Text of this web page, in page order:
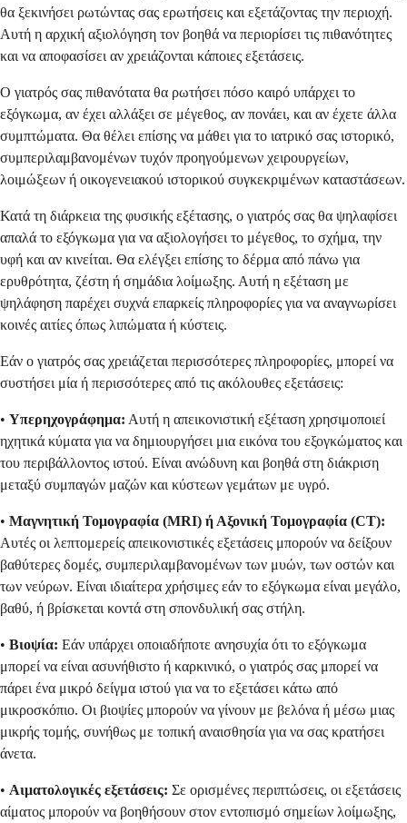
θα ξεκινήσει ρωτώντας σας ερωτήσεις και εξετάζοντας την περιοχή.
Αυτή η αρχική αξιολόγηση τον βοηθά να περιορίσει τις πιθανότητες
και να αποφασίσει αν χρειάζονται κάποιες εξετάσεις.
Ο γιατρός σας πιθανότατα θα ρωτήσει πόσο καιρό υπάρχει το
εξόγκωμα, αν έχει αλλάξει σε μέγεθος, αν πονάει, και αν έχετε άλλα
συμπτώματα. Θα θέλει επίσης να μάθει για το ιατρικό σας ιστορικό,
συμπεριλαμβανομένων τυχόν προηγούμενων χειρουργείων,
λοιμώξεων ή οικογενειακού ιστορικού συγκεκριμένων καταστάσεων.
Κατά τη διάρκεια της φυσικής εξέτασης, ο γιατρός σας θα ψηλαφίσει
απαλά το εξόγκωμα για να αξιολογήσει το μέγεθος, το σχήμα, την
υφή και αν κινείται. Θα ελέγξει επίσης το δέρμα από πάνω για
ερυθρότητα, ζέστη ή σημάδια λοίμωξης. Αυτή η εξέταση με
ψηλάφηση παρέχει συχνά επαρκείς πληροφορίες για να αναγνωρίσει
κοινές αιτίες όπως λιπώματα ή κύστεις.
Εάν ο γιατρός σας χρειάζεται περισσότερες πληροφορίες, μπορεί να
συστήσει μία ή περισσότερες από τις ακόλουθες εξετάσεις:
• Υπερηχογράφημα: Αυτή η απεικονιστική εξέταση χρησιμοποιεί
ηχητικά κύματα για να δημιουργήσει μια εικόνα του εξογκώματος και
του περιβάλλοντος ιστού. Είναι ανώδυνη και βοηθά στη διάκριση
μεταξύ συμπαγών μαζών και κύστεων γεμάτων με υγρό.
• Μαγνητική Τομογραφία (MRI) ή Αξονική Τομογραφία (CT):
Αυτές οι λεπτομερείς απεικονιστικές εξετάσεις μπορούν να δείξουν
βαθύτερες δομές, συμπεριλαμβανομένων των μυών, των οστών και
των νεύρων. Είναι ιδιαίτερα χρήσιμες εάν το εξόγκωμα είναι μεγάλο,
βαθύ, ή βρίσκεται κοντά στη σπονδυλική σας στήλη.
• Βιοψία: Εάν υπάρχει οποιαδήποτε ανησυχία ότι το εξόγκωμα
μπορεί να είναι ασυνήθιστο ή καρκινικό, ο γιατρός σας μπορεί να
πάρει ένα μικρό δείγμα ιστού για να το εξετάσει κάτω από
μικροσκόπιο. Οι βιοψίες μπορούν να γίνουν με βελόνα ή μέσω μιας
μικρής τομής, συνήθως με τοπική αναισθησία για να σας κρατήσει
άνετα.
• Αιματολογικές εξετάσεις: Σε ορισμένες περιπτώσεις, οι εξετάσεις
αίματος μπορούν να βοηθήσουν στον εντοπισμό σημείων λοίμωξης,